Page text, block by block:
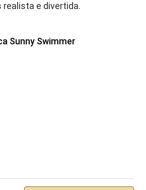
realista e divertida.
Sunny Swimmer